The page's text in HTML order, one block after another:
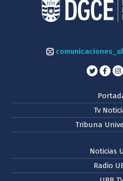
Tv
Tribuna
Noticias
Radio